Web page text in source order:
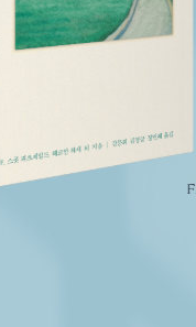
강하답니다
래서
게 만들었다